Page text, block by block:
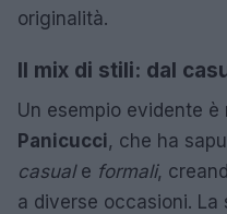
originalità.
Il mix di stili: dal
Un esempio evidente
Panicucci, che ha
casuale formali,
a diverse occasioni.